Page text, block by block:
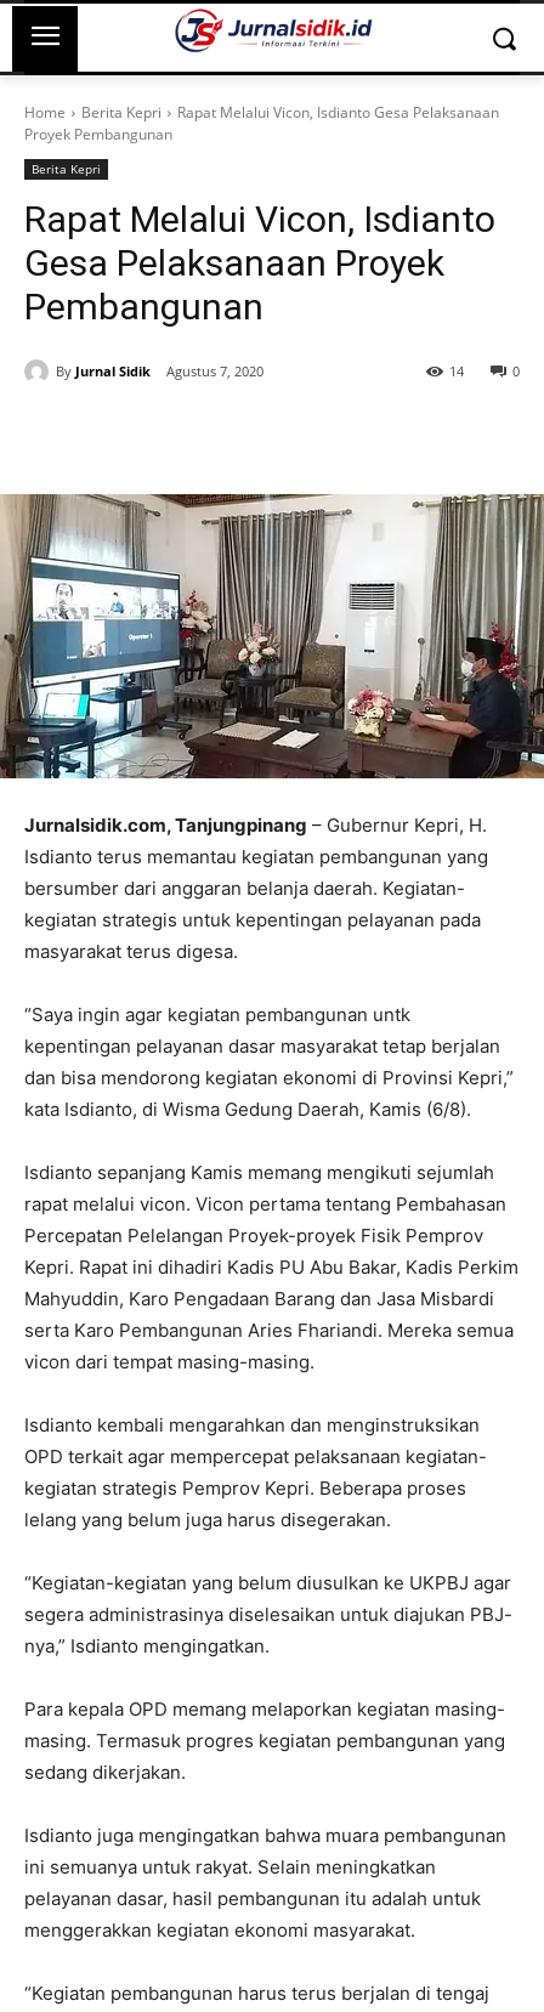
Home Berita Kepri
Rapat Melalui Vicon, Isdianto Gesa Pelaksanaan
Proyek Pembangunan
Berita Kepri
Rapat Melalui Vicon, Isdianto
Gesa Pelaksanaan Proyek
Pembangunan
By Jurnal Sidik Agustus 7, 2020 0
14
Jurnalsidik.com, Tanjungpinang – Gubernur Kepri, H.
Isdianto terus memantau kegiatan pembangunan yang
bersumber dari anggaran belanja daerah. Kegiatan-
kegiatan strategis untuk kepentingan pelayanan pada
masyarakat terus digesa.
“Saya ingin agar kegiatan pembangunan untk
kepentingan pelayanan dasar masyarakat tetap berjalan
dan bisa mendorong kegiatan ekonomi di Provinsi Kepri,”
kata Isdianto, di Wisma Gedung Daerah, Kamis (6/8).
Isdianto sepanjang Kamis memang mengikuti sejumlah
rapat melalui vicon. Vicon pertama tentang Pembahasan
Percepatan Pelelangan Proyek-proyek Fisik Pemprov
Kepri. Rapat ini dihadiri Kadis PU Abu Bakar, Kadis Perkim
Mahyuddin, Karo Pengadaan Barang dan Jasa Misbardi
serta Karo Pembangunan Aries Fhariandi. Mereka semua
vicon dari tempat masing-masing.
Isdianto kembali mengarahkan dan menginstruksikan
OPD terkait agar mempercepat pelaksanaan kegiatan-
kegiatan strategis Pemprov Kepri. Beberapa proses
lelang yang belum juga harus disegerakan.
“Kegiatan-kegiatan yang belum diusulkan ke UKPBJ agar
segera administrasinya diselesaikan untuk diajukan PBJ-
nya,” Isdianto mengingatkan.
Para kepala OPD memang melaporkan kegiatan masing-
masing. Termasuk progres kegiatan pembangunan yang
sedang dikerjakan.
Isdianto juga mengingatkan bahwa muara pembangunan
ini semuanya untuk rakyat. Selain meningkatkan
pelayanan dasar, hasil pembangunan itu adalah untuk
menggerakkan kegiatan ekonomi masyarakat.
“Kegiatan pembangunan harus terus berjalan di tengaj